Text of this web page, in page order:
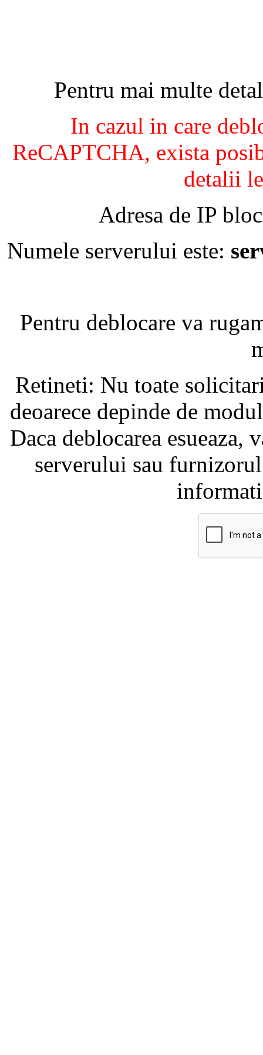
Pentru mai multe
In cazul in care
ReCAPTCHA, exista
detalii
Adresa de IP
Numele serverului este:
Pentru deblocare va
Retineti: Nu toate
deoarece depinde de
Daca deblocarea
serverului sau